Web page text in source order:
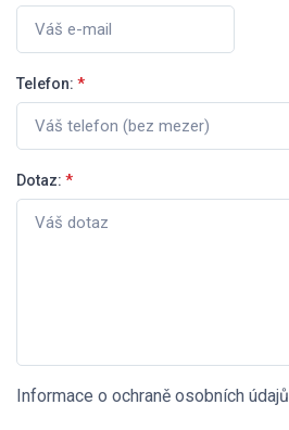
Telefon: *
Dotaz: *
Informace o ochraně osobních údajů